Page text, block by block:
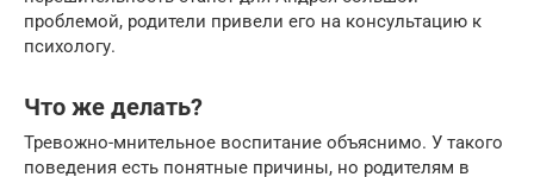
проблемой, родители привели его на консультацию к
психологу.
Что же делать?
Тревожно-мнительное воспитание объяснимо. У такого
поведения есть понятные причины, но родителям в